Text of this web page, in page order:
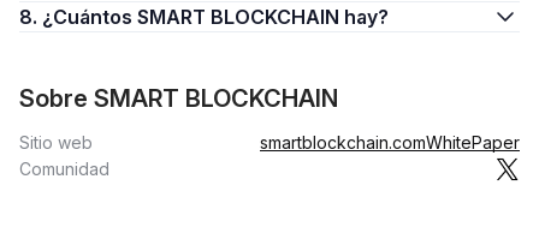
8. ¿Cuántos SMART BLOCKCHAIN hay?
Sobre SMART BLOCKCHAIN
Sitio web smartblockchain.comWhitePaper
Comunidad